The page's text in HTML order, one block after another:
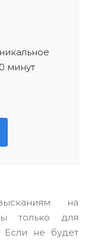
минут
на
только для
Если не будет